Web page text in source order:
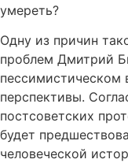
умереть?
Одну из причин
проблем Дмитрий
пессимистическом
перспективы.
постсоветских
будет
человеческой